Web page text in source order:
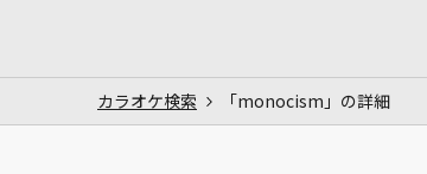
カラオケ検索 「monocism」の詳細